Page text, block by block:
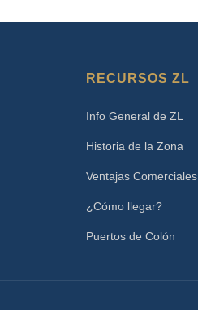
RECURSOS ZL
Info General de ZL
Historia de la Zona
Ventajas Comerciales
¿Cómo llegar?
Puertos de Colón